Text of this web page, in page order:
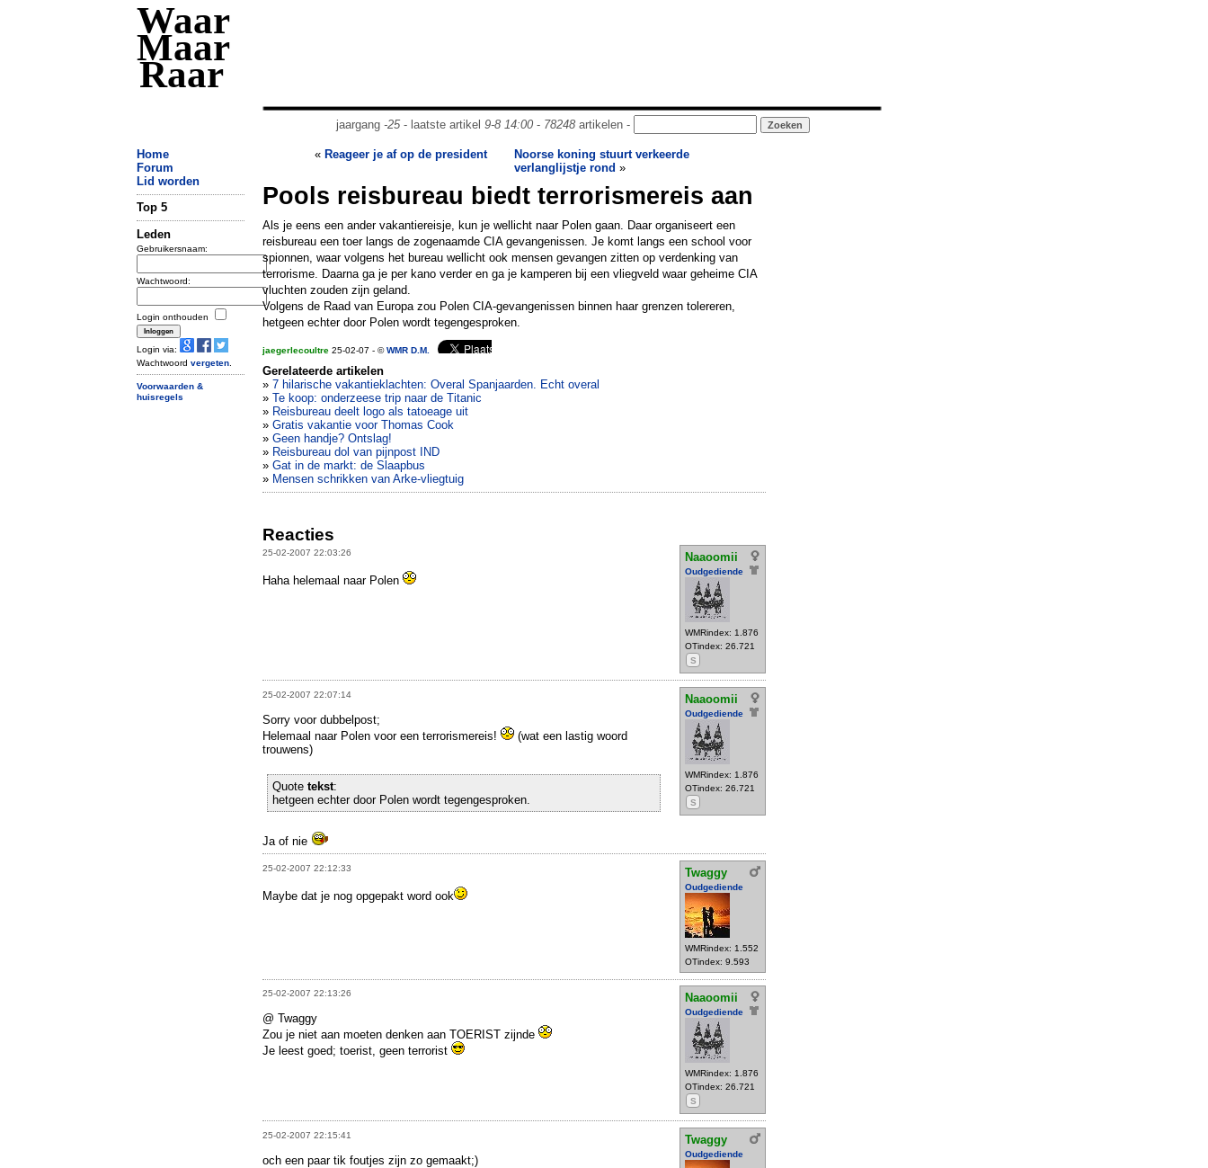
Waar
Maar
Raar
jaargang -25- laatste artikel 9-8 14:00- 78248artikelen -
Home
Forum
Lid worden
Top 5
Leden
Gebruikersnaam:
Wachtwoord:
Login onthouden
Login via:
Wachtwoord vergeten
Voorwaarden &
huisregels
« Reageer je af op de president
Noorse koning stuurt verkeerde
verlanglijstje rond »
Pools reisbureau biedt terrorismereis aan
Als je eens een ander vakantiereisje, kun je wellicht naar Polen gaan. Daar organiseert een
reisbureau een toer langs de zogenaamde CIA gevangenissen. Je komt langs een school voor
spionnen, waar volgens het bureau wellicht ook mensen gevangen zitten op verdenking van
terrorisme. Daarna ga je per kano verder en ga je kamperen bij een vliegveld waar geheime CIA
vluchten zouden zijn geland.
Volgens de Raad van Europa zou Polen CIA-gevangenissen binnen haar grenzen tolereren,
hetgeen echter door Polen wordt tegengesproken.
jaegerlecoultre 25-02-07 - ©WMR D.M.
Gerelateerde artikelen
» 7 hilarische vakantieklachten: Overal Spanjaarden. Echt overal
» Te koop: onderzeese trip naar de Titanic
» Reisbureau deelt logo als tatoeage uit
» Gratis vakantie voor Thomas Cook
» Geen handje? Ontslag!
» Reisbureau dol van pijnpost IND
» Gat in de markt: de Slaapbus
» Mensen schrikken van Arke-vliegtuig
Reacties
25-02-2007 22:03:26 Naaoomii
Oudgediende
WMRindex: 1.876
OTindex: 26.721
S
Haha helemaal naar Polen
25-02-2007 22:07:14 Naaoomii
Oudgediende
WMRindex: 1.876
OTindex: 26.721
S
Sorry voor dubbelpost;
Helemaal naar Polen voor een terrorismereis!
(wat een lastig woord
trouwens)
Quote tekst:
hetgeen echter door Polen wordt tegengesproken.
Ja of nie
25-02-2007 22:12:33 Twaggy
Oudgediende
WMRindex: 1.552
OTindex: 9.593
Maybe dat je nog opgepakt word ook
25-02-2007 22:13:26 Naaoomii
Oudgediende
WMRindex: 1.876
OTindex: 26.721
S
@ Twaggy
Zou je niet aan moeten denken aan TOERIST zijnde
Je leest goed; toerist, geen terrorist
25-02-2007 22:15:41 Twaggy
Oudgediende
och een paar tik foutjes zijn zo gemaakt;)